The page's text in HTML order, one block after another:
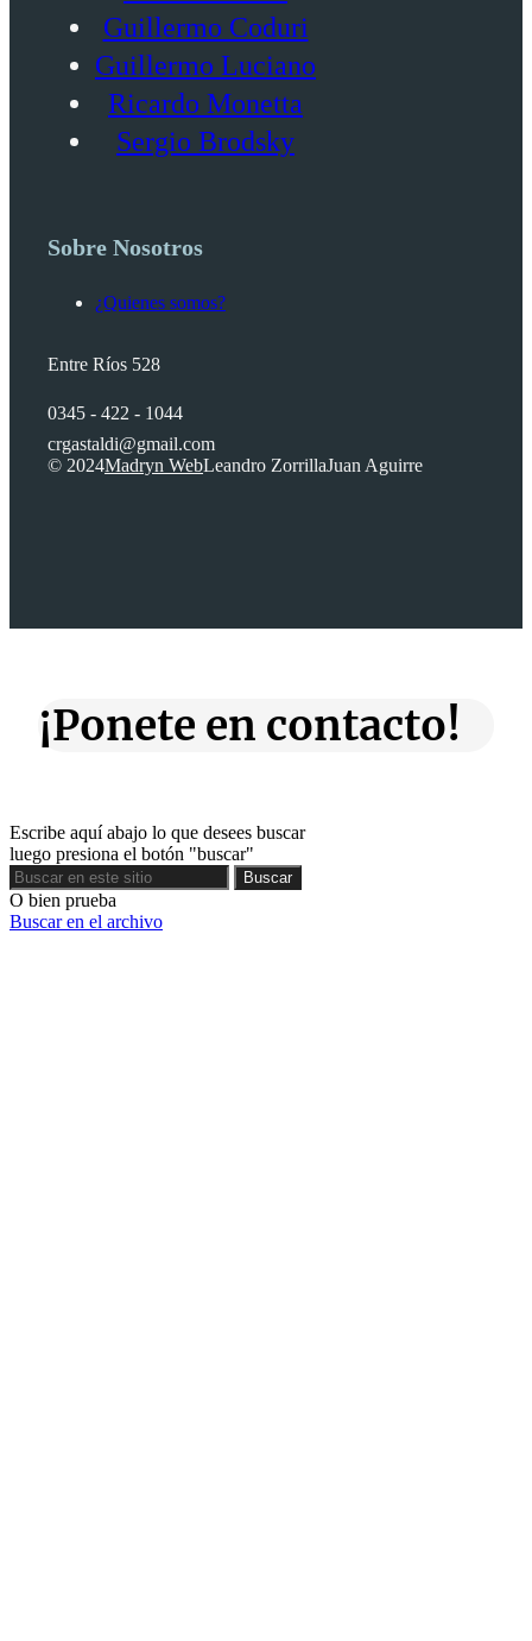
Guillermo Coduri
Guillermo Luciano
Ricardo Monetta
Sergio Brodsky
Sobre Nosotros
¿Quienes somos?
Entre Ríos 528
0345 - 422 - 1044
crgastaldi@gmail.com
© 2024Madryn WebLeandro ZorrillaJuan Aguirre
¡Ponete en contacto!
Escribe aquí abajo lo que desees buscar
luego presiona el botón "buscar"
Buscar
Buscar
O bien prueba
Buscar en el archivo